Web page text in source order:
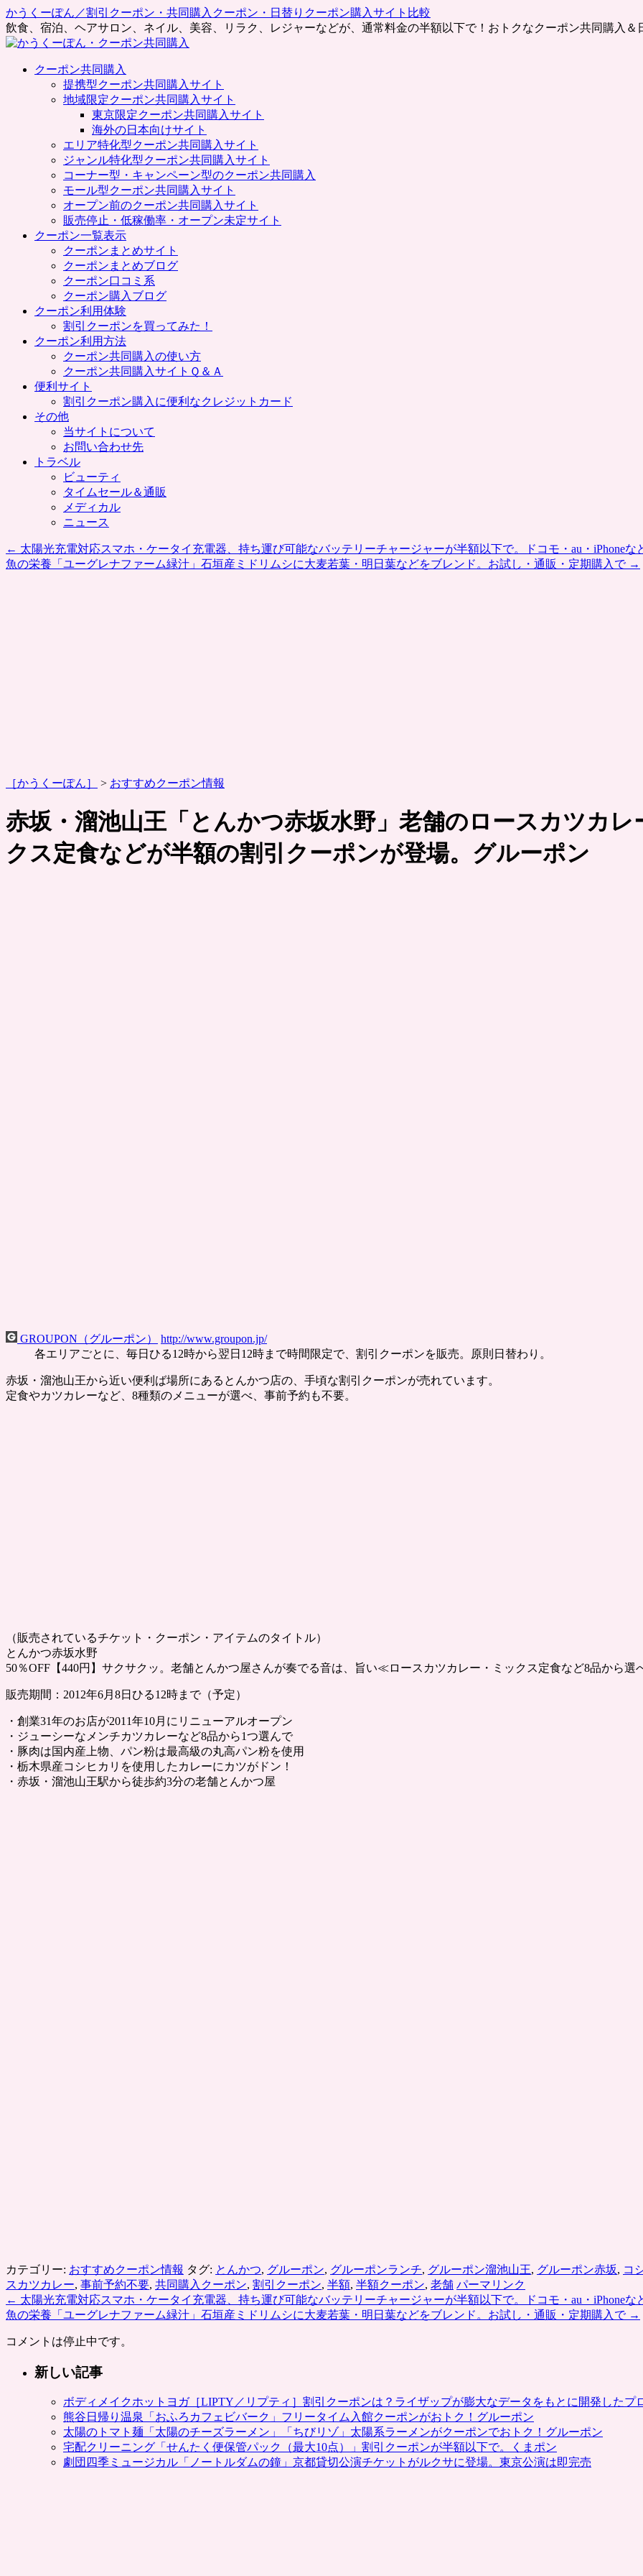
かうくーぽん／割引クーポン・共同購入クーポン・日替りクーポン購入サイト比較
飲食、宿泊、ヘアサロン、ネイル、美容、リラク、レジャーなどが、通常料金の半額以下で！おトクなクーポン共同購入
クーポン共同購入
提携型クーポン共同購入サイト
地域限定クーポン共同購入サイト
東京限定クーポン共同購入サイト
海外の日本向けサイト
エリア特化型クーポン共同購入サイト
ジャンル特化型クーポン共同購入サイト
コーナー型・キャンペーン型のクーポン共同購入
モール型クーポン共同購入サイト
オープン前のクーポン共同購入サイト
販売停止・低稼働率・オープン未定サイト
クーポン一覧表示
クーポンまとめサイト
クーポンまとめブログ
クーポン口コミ系
クーポン購入ブログ
クーポン利用体験
割引クーポンを買ってみた！
クーポン利用方法
クーポン共同購入の使い方
クーポン共同購入サイトＱ＆Ａ
便利サイト
割引クーポン購入に便利なクレジットカード
その他
当サイトについて
お問い合わせ先
トラベル
ビューティ
タイムセール＆通販
メディカル
ニュース
← 太陽光充電対応スマホ・ケータイ充電器、持ち運び可能なバッテリーチャージャーが半額以下で。ドコモ・au・iPhoneな
魚の栄養「ユーグレナファーム緑汁」石垣産ミドリムシに大麦若葉・明日葉などをブレンド。お試し・通販・定期購入で →
［かうくーぽん］ > おすすめクーポン情報
赤坂・溜池山王「とんかつ赤坂水野」老舗のロースカツカ
クス定食などが半額の割引クーポンが登場。グルーポン
GROUPON（グルーポン）
http://www.groupon.jp/
各エリアごとに、毎日ひる12時から翌日12時まで時間限定で、割引クーポンを販売。原則日替わり。
赤坂・溜池山王から近い便利ば場所にあるとんかつ店の、手頃な割引クーポンが売れています。
定食やカツカレーなど、8種類のメニューが選べ、事前予約も不要。
（販売されているチケット・クーポン・アイテムのタイトル）
とんかつ赤坂水野
50％OFF【440円】サクサクッ。老舗とんかつ屋さんが奏でる音は、旨い≪ロースカツカレー・ミックス定食など8品から選
販売期間：2012年6月8日ひる12時まで（予定）
・創業31年のお店が2011年10月にリニューアルオープン
・ジューシーなメンチカツカレーなど8品から1つ選んで
・豚肉は国内産上物、パン粉は最高級の丸高パン粉を使用
・栃木県産コシヒカリを使用したカレーにカツがドン！
・赤坂・溜池山王駅から徒歩約3分の老舗とんかつ屋
カテゴリー: おすすめクーポン情報 タグ: とんかつ, グルーポン, グルーポンランチ, グルーポン溜池山王, グルーポン赤坂, コ
スカツカレー, 事前予約不要, 共同購入クーポン, 割引クーポン, 半額, 半額クーポン, 老舗 パーマリンク
← 太陽光充電対応スマホ・ケータイ充電器、持ち運び可能なバッテリーチャージャーが半額以下で。ドコモ・au・iPhoneな
魚の栄養「ユーグレナファーム緑汁」石垣産ミドリムシに大麦若葉・明日葉などをブレンド。お試し・通販・定期購入で →
コメントは停止中です。
新しい記事
ボディメイクホットヨガ［LIPTY／リプティ］割引クーポンは？ライザップが膨大なデータをもとに開発したプ
熊谷日帰り温泉「おふろカフェビバーク」フリータイム入館クーポンがおトク！グルーポン
太陽のトマト麺「太陽のチーズラーメン」「ちびリゾ」太陽系ラーメンがクーポンでおトク！グルーポン
宅配クリーニング「せんたく便保管パック（最大10点）」割引クーポンが半額以下で。くまポン
劇団四季ミュージカル「ノートルダムの鐘」京都貸切公演チケットがルクサに登場。東京公演は即完売